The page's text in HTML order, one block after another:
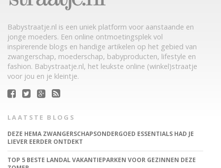
Babystraatje.nl is een uniek platform voor aanstaande en
jonge moeders. Een online ontmoetingsplek vol
inspirerende blogs en handige artikelen op het gebied van
zwangerschap, moederschap, babyproducten, lifestyle en
fashion. Babystraatje.nl, het leukste online (winkel)straatje
voor jou en je kleintje.
LAATSTE BLOGS
DEZE HEMA ZWANGERSCHAPSONDERGOED ESSENTIALS HAD JE
LIEVER EERDER ONTDEKT
TOP 5 BESTE LANDAL VAKANTIEPARKEN VOOR GEZINNEN DEZE